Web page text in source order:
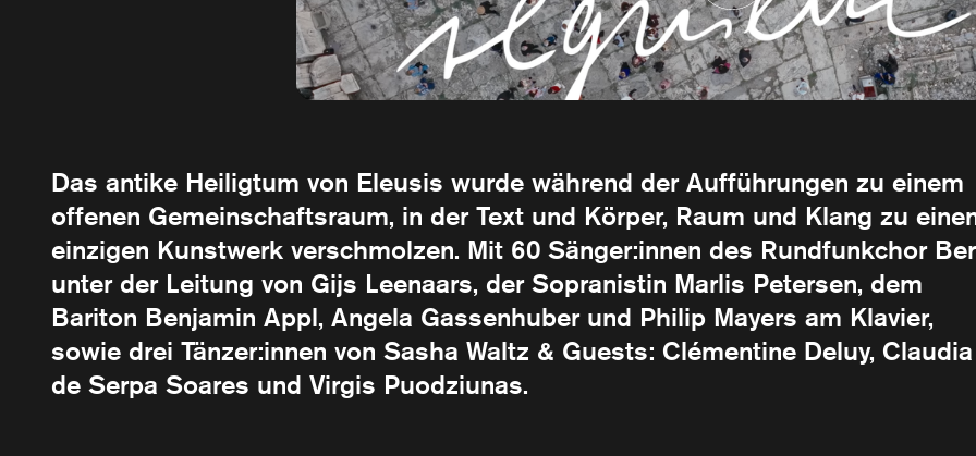
Das antike Heiligtum von Eleusis wurde während der Aufführungen zu einem
offenen Gemeinschaftsraum, in der Text und Körper, Raum und Klang zu
einzigen Kunstwerk verschmolzen. Mit 60 Sänger:innen des Rundfunkchor
unter der Leitung von Gijs Leenaars, der Sopranistin Marlis Petersen, dem
Bariton Benjamin Appl, Angela Gassenhuber und Philip Mayers am Klavier,
sowie drei Tänzer:innen von Sasha Waltz & Guests: Clémentine Deluy, Claudia
de Serpa Soares und Virgis Puodziunas.